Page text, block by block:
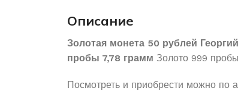
Описание
Золотая монета 50 рублей
пробы 7,78 грамм Золото 999
Посмотреть и приобрести можно по